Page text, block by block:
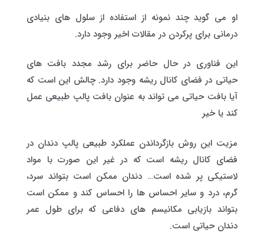
او می گوید چند نمونه از استفاده از سلول های بنیادی
درمانی برای پرکردن در مقالات اخیر وجود دارد.
این فناوری در حال حاضر برای رشد مجدد بافت های
حیاتی در فضای کانال ریشه وجود دارد. چالش این است که
آیا بافت حیاتی می تواند به عنوان بافت پالپ طبیعی عمل
کند یا خیر
مزیت این روش بازگرداندن عملکرد طبیعی پالپ دندان در
فضای کانال ریشه است که در غیر این صورت با مواد
لاستیکی پر شده است… دندان ممکن است بتواند سرد،
گرم، درد و سایر احساس ها را احساس کند و ممکن است
بتواند بازیابی مکانیسم های دفاعی که برای طول عمر
دندان حیاتی است.